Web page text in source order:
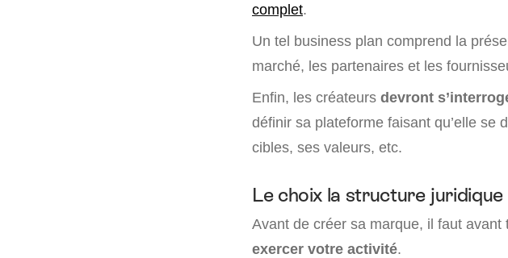
complet.
Un tel business plan comprend la
marché, les partenaires et les
Enfin, les créateurs devront
définir sa plateforme faisant qu’elle se
cibles, ses valeurs, etc.
Le choix la structure juridique
Avant de créer sa marque, il faut avant
exercer votre activité.